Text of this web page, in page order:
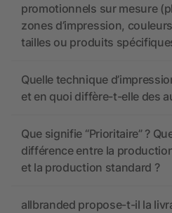
promotionnels sur mesure
zones d’impression,
tailles ou produits
Quelle technique
et en quoi diffère-t-elle des
Que signifie “Prioritaire” ?
différence entre la
et la production standard ?
allbranded propose-t-il la